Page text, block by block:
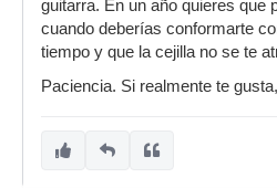
guitarra. En un año quieres que
cuando deberías conformarte
tiempo y que la cejilla no se te
Paciencia. Si realmente te